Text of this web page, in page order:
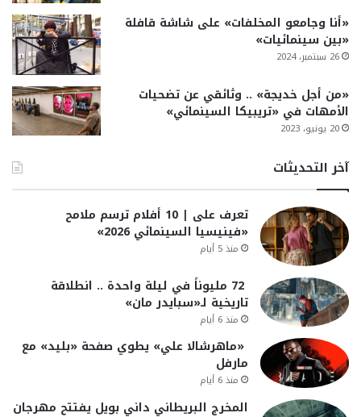
«أنا وجامعو المخلفات» على شاشة قافلة
«بين سينمائيات»
26 سبتمبر، 2024
«من أجل خديجة» .. وثائقي عن تضحيات
الأمهات في «تريبيكا السينمائي»
20 يونيو، 2023
آخر التحديثات
تعرف على | 10 أفلام ترسم ملامح
«فينيسيا السينمائي 2026»
منذ 5 أيام
72 مليوناً في ليلة واحدة .. انطلاقة
تاريخية لـ«سبايدر مان»
منذ 6 أيام
«ماهرشالا علي» يطوي صفحة «بليد» مع
مارفل
منذ 6 أيام
المخرج البريطاني داني بويل يفتتح مهرجان